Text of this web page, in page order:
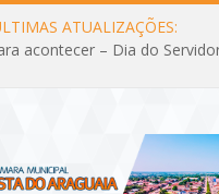
ATUALIZAÇÕES:
acontecer – Dia do